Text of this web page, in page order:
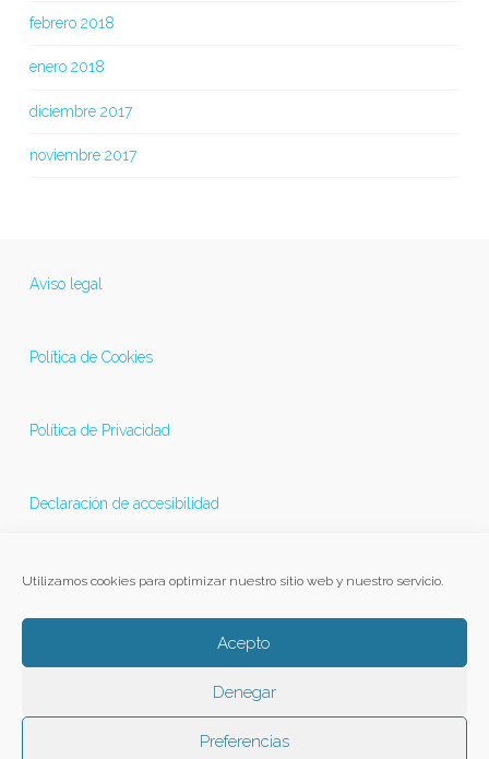
Utilizamos cookies para optimizar nuestro sitio web y nuestro servicio.
Acepto
Denegar
Preferencias
febrero 2018
enero 2018
diciembre 2017
noviembre 2017
Aviso legal
Política de Cookies
Política de Privacidad
Declaración de accesibilidad